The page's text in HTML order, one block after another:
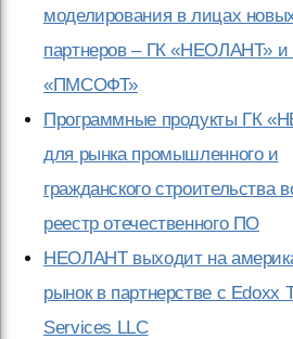
моделирования в лицах
партнеров – ГК «НЕОЛАНТ» и
«ПМСОФТ»
Программные продукты ГК
для рынка промышленного и
гражданского строительства
реестр отечественного ПО
НЕОЛАНТ выходит на
рынок в партнерстве с Edoxx
Services LLC